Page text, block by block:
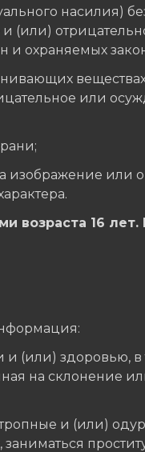
насилия)
(или)
охраняемых
или
изображение
16
(или) здоровью,
на склонение
и (или)